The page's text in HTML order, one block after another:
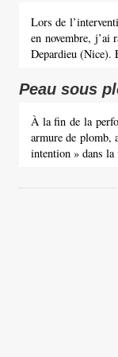
Lors de
en novembre, j’ai
Depardieu
Peau sous
À la fin de la
armure de plomb,
intention » dans